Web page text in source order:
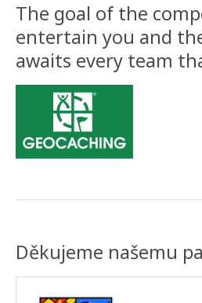
The goal of the
entertain you and
awaits every team
Děkujeme našemu